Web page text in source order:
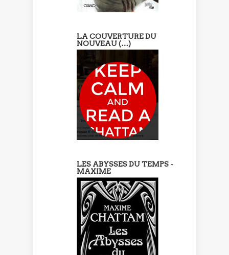
LA COUVERTURE DU
NOUVEAU (…)
LES ABYSSES DU TEMPS -
MAXIME